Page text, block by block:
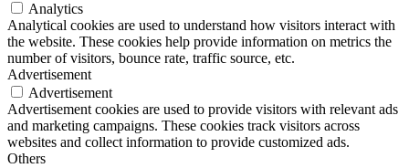
Analytics
Analytical cookies are used to understand how visitors interact with
the website. These cookies help provide information on metrics the
number of visitors, bounce rate, traffic source, etc.
Advertisement
Advertisement
Advertisement cookies are used to provide visitors with relevant ads
and marketing campaigns. These cookies track visitors across
websites and collect information to provide customized ads.
Others